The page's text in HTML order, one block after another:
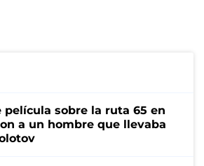
película sobre la ruta 65 en
a un hombre que llevaba